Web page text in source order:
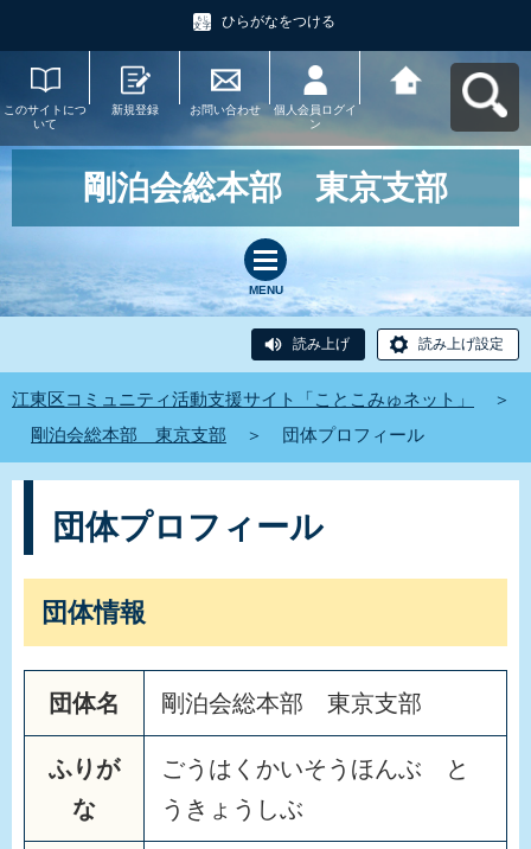
ひらがなをつける
このサイトにつ
いて
新規登録 お問い合わせ
個人会員ログイ
ン
イト「ことこみ
ゅネット」へ戻
剛泊会総本部 東京支部
MENU
読み上げ 読み上げ設定
江東区コミュニティ活動支援サイト「ことこみゅネット」
＞
剛泊会総本部 東京支部
＞ 団体プロフィール
団体プロフィール
団体情報
団体名 剛泊会総本部 東京支部
ふりが
な
ごうはくかいそうほんぶ と
うきょうしぶ